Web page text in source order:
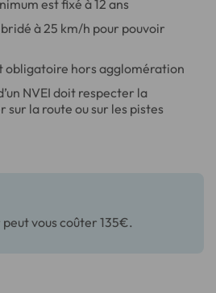
est fixé à 12 ans
à 25 km/h pour pouvoir
obligatoire hors agglomération
NVEI doit respecter la
la route ou sur les pistes
vous coûter 135€.